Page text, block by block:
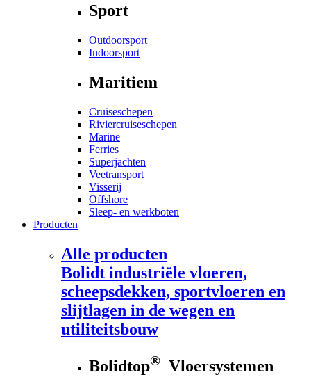
Sport
Outdoorsport
Indoorsport
Maritiem
Cruiseschepen
Riviercruiseschepen
Marine
Ferries
Superjachten
Veetransport
Visserij
Offshore
Sleep- en werkboten
Producten
Alle producten
Bolidt industriële vloeren,
scheepsdekken, sportvloeren en
slijtlagen in de wegen en
utiliteitsbouw
Bolidtop® Vloersystemen